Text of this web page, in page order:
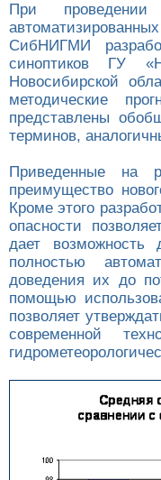
При
СибНИГМИ
синоптиков ГУ
Новосибирской
методические
представлены
терминов,
Приведенные на
преимущество
Кроме этого
опасности
дает возможность
полностью
доведения их до
помощью
позволяет
современной